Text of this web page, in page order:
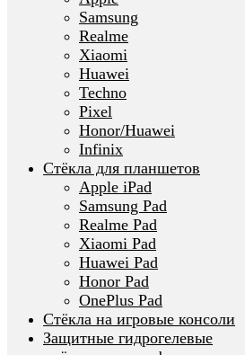
Samsung
Realme
Xiaomi
Huawei
Techno
Pixel
Honor/Huawei
Infinix
Стёкла для планшетов
Apple iPad
Samsung Pad
Realme Pad
Xiaomi Pad
Huawei Pad
Honor Pad
OnePlus Pad
Стёкла на игровые консоли
Защитные гидрогелевые